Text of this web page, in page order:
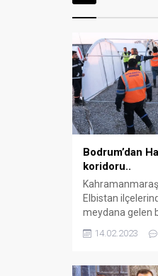
Bodrum’dan
koridoru..
Elbistan
meydana gelen
olmak üzere
Binlerce kişinin
14.02.2023